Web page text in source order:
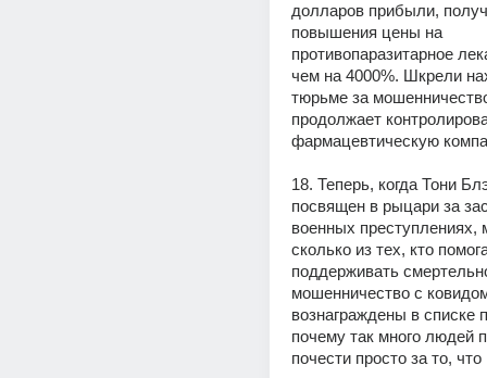
долларов прибыли,
повышения цены на
противопаразитарное
чем на 4000%. Шкрели
тюрьме за
продолжает
фармацевтическую
18. Теперь, когда Тони
посвящен в рыцари за
военных преступлениях,
сколько из тех, кто
поддерживать
мошенничество с
вознаграждены в списке
почему так много людей
почести просто за то,